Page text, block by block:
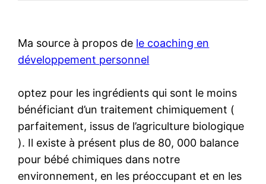
Ma source à propos de le coaching en
développement personnel
optez pour les ingrédients qui sont le moins
bénéficiant d’un traitement chimiquement (
parfaitement, issus de l’agriculture biologique
). Il existe à présent plus de 80, 000 balance
pour bébé chimiques dans notre
environnement, en les préoccupant et en les